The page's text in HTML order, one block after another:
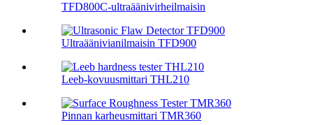
TFD800C-ultraäänivirheilmaisin
Ultraäänivianilmaisin TFD900
Leeb-kovuusmittari THL210
Pinnan karheusmittari TMR360